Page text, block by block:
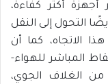
أكثر كفاءةً،
التحول إلى النقل
الاتجاه، كما أن
المباشر للهواء-
من الغلاف الجوي،